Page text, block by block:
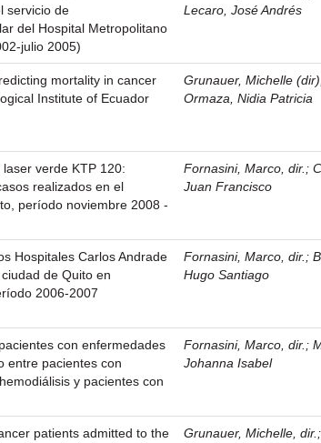
servicio de
del Hospital Metropolitano
julio 2005)
Lecaro, José Andrés
mortality in cancer
Institute of Ecuador
Grunauer, Michelle (dir)
Ormaza, Nidia Patricia
verde KTP 120:
realizados en el
período noviembre 2008 -
Fornasini, Marco, dir. ;
Juan Francisco
Hospitales Carlos Andrade
de Quito en
2006-2007
Fornasini, Marco, dir. ;
Hugo Santiago
con enfermedades
entre pacientes con
y pacientes con
Fornasini, Marco, dir. ;
Johanna Isabel
patients admitted to the
Grunauer, Michelle, dir.